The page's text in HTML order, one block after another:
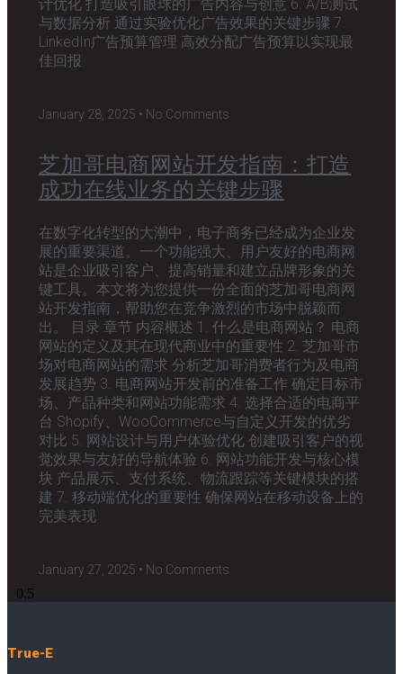
计优化 打造吸引眼球的广告内容与创意 6. A/B测试
与数据分析 通过实验优化广告效果的关键步骤 7.
LinkedIn广告预算管理 高效分配广告预算以实现最
佳回报
January 28, 2025 No Comments
芝加哥电商网站开发指南：打造
成功在线业务的关键步骤
在数字化转型的大潮中，电子商务已经成为企业发
展的重要渠道。一个功能强大、用户友好的电商网
站是企业吸引客户、提高销量和建立品牌形象的关
键工具。本文将为您提供一份全面的芝加哥电商网
站开发指南，帮助您在竞争激烈的市场中脱颖而
出。 目录 章节 内容概述 1. 什么是电商网站？ 电商
网站的定义及其在现代商业中的重要性 2. 芝加哥市
场对电商网站的需求 分析芝加哥消费者行为及电商
发展趋势 3. 电商网站开发前的准备工作 确定目标市
场、产品种类和网站功能需求 4. 选择合适的电商平
台 Shopify、WooCommerce与自定义开发的优劣
对比 5. 网站设计与用户体验优化 创建吸引客户的视
觉效果与友好的导航体验 6. 网站功能开发与核心模
块 产品展示、支付系统、物流跟踪等关键模块的搭
建 7. 移动端优化的重要性 确保网站在移动设备上的
完美表现
January 27, 2025 No Comments
True-E